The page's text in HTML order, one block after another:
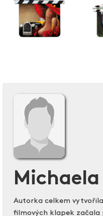
Autorka celkem
filmových klapek začala